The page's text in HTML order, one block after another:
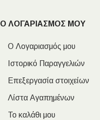
Ο ΛΟΓΑΡΙΑΣΜΟΣ ΜΟΥ
Ο Λογαριασμός μου
Ιστορικό Παραγγελιών
Επεξεργασία στοιχείων
Λίστα Αγαπημένων
Το καλάθι μου